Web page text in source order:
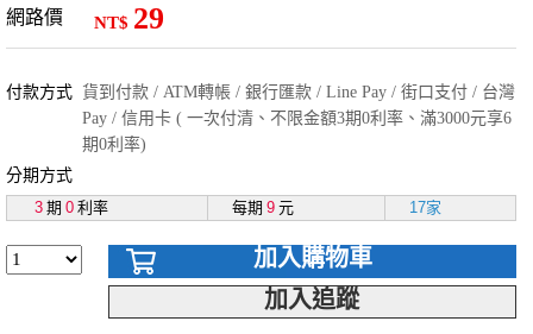
網路價 NT$ 29
付款方式 貨到付款 / ATM轉帳 / 銀行匯款 / Line Pay / 街口支付 / 台灣
Pay / 信用卡 ( 一次付清、不限金額3期0利率、滿3000元享6
期0利率)
分期方式
3 期 0 利率 每期 9 元 17家
加入購物車
加入追蹤